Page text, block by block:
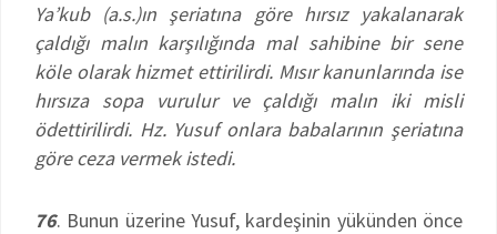
Ya’kub (a.s.)ın şeriatına göre hırsız yakalanarak
çaldığı malın karşılığında mal sahibine bir sene
köle olarak hizmet ettirilirdi. Mısır kanunlarında ise
hırsıza sopa vurulur ve çaldığı malın iki misli
ödettirilirdi. Hz. Yusuf onlara babalarının şeriatına
göre ceza vermek istedi.
76. Bunun üzerine Yusuf, kardeşinin yükünden önce